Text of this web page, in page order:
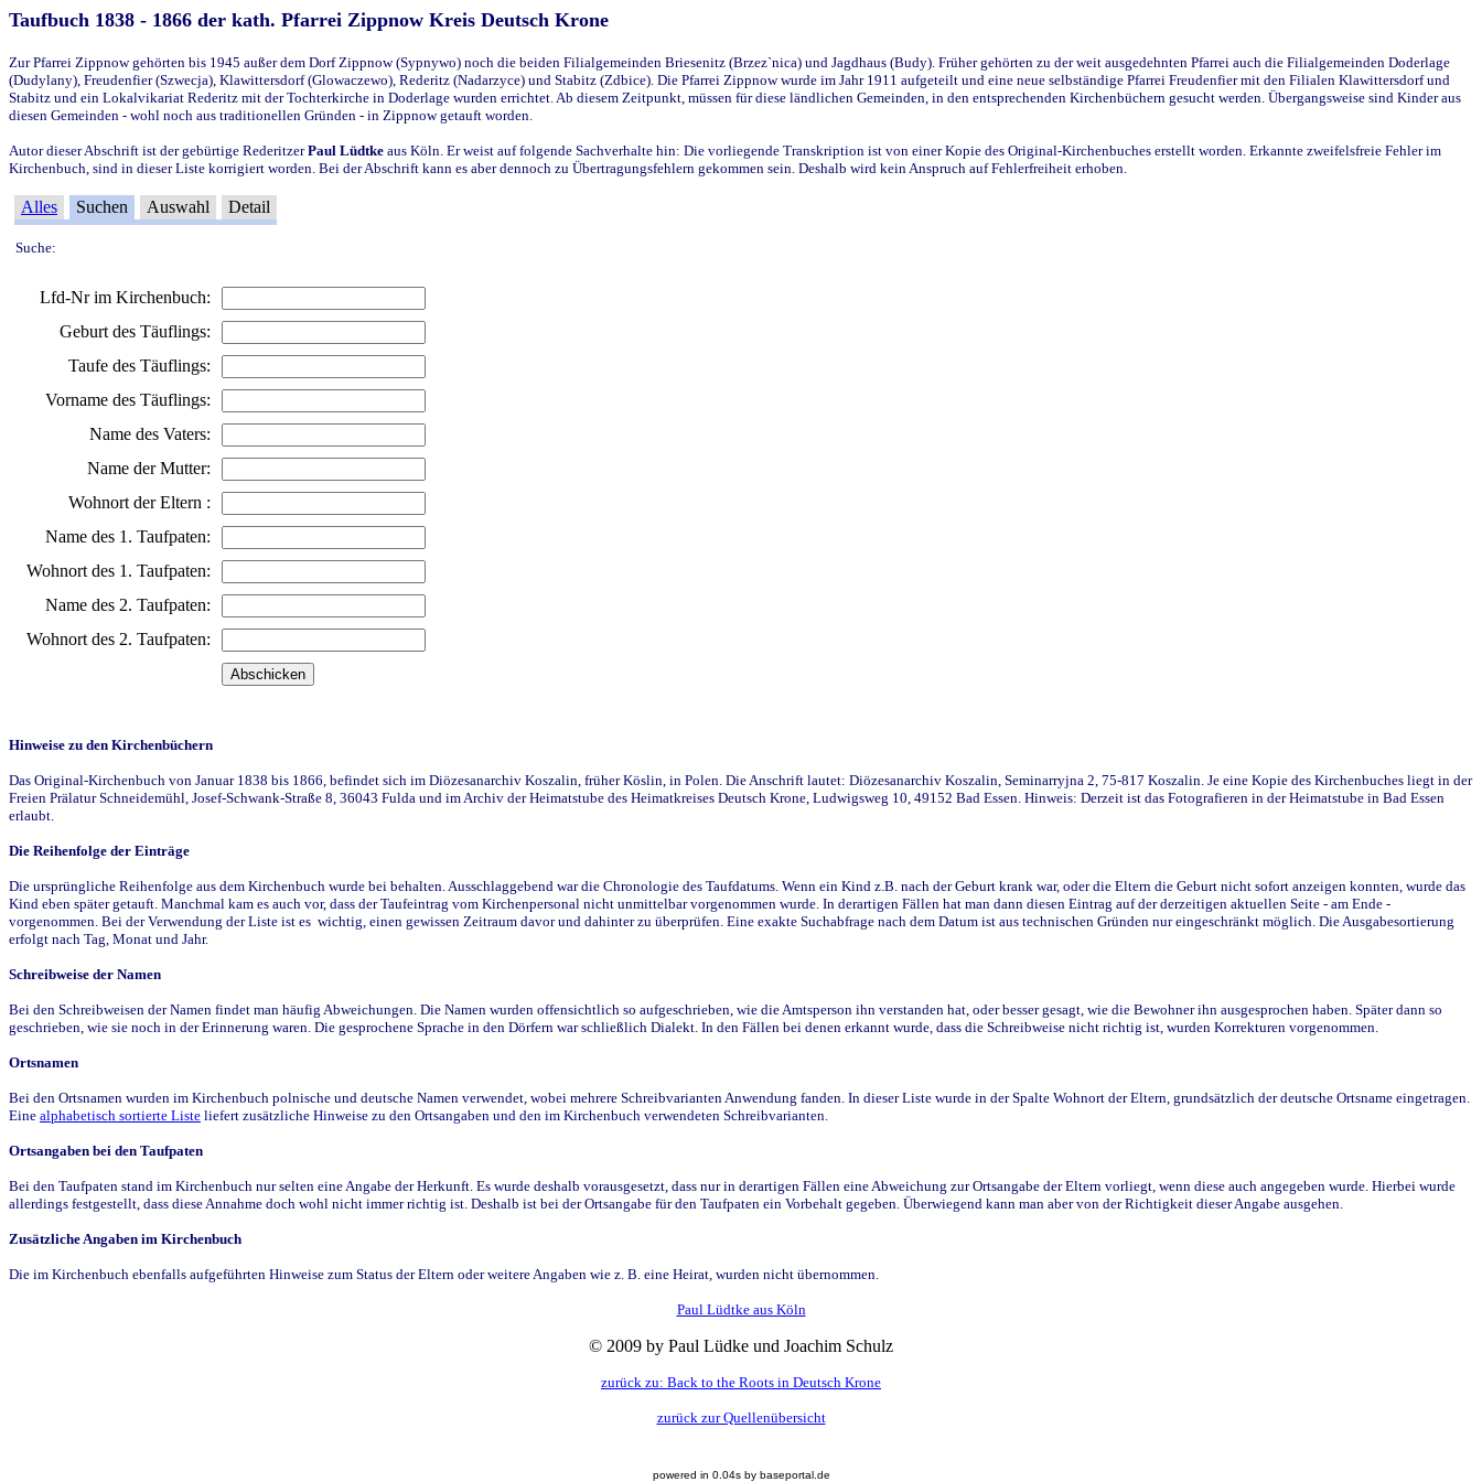
Taufbuch 1838 - 1866 der kath. Pfarrei Zippnow Kreis Deutsch Krone
Zur Pfarrei Zippnow gehörten bis 1945 außer dem Dorf Zippnow (Sypnywo) noch die beiden Filialgemeinden Briesenitz (Brzez`nica) und Jagdhaus (Budy). Früher gehörten zu der weit ausgedehnten Pfarrei auch die Filialgemeinden Doderlage
(Dudylany), Freudenfier (Szwecja), Klawittersdorf (Glowaczewo), Rederitz (Nadarzyce) und Stabitz (Zdbice). Die Pfarrei Zippnow wurde im Jahr 1911 aufgeteilt und eine neue selbständige Pfarrei Freudenfier mit den Filialen Klawittersdorf und
Stabitz und ein Lokalvikariat Rederitz mit der Tochterkirche in Doderlage wurden errichtet. Ab diesem Zeitpunkt, müssen für diese ländlichen Gemeinden, in den entsprechenden Kirchenbüchern gesucht werden. Übergangsweise sind Kinder aus
diesen Gemeinden - wohl noch aus traditionellen Gründen - in Zippnow getauft worden.
Autor dieser Abschrift ist der gebürtige RederitzerPaul Lüdtke aus Köln. Er weist auf folgende Sachverhalte hin: Die vorliegende Transkription ist von einer Kopie des Original-Kirchenbuches erstellt worden. Erkannte zweifelsfreie Fehler im
Kirchenbuch, sind in dieser Liste korrigiert worden. Bei der Abschrift kann es aber dennoch zu Übertragungsfehlern gekommen sein. Deshalb wird kein Anspruch auf Fehlerfreiheit erhoben.
Alles Suchen Auswahl Detail
Suche:
Lfd-Nr im Kirchenbuch:
Geburt des Täuflings:
Taufe des Täuflings:
Vorname des Täuflings:
Name des Vaters:
Name der Mutter:
Wohnort der Eltern :
Name des 1. Taufpaten:
Wohnort des 1. Taufpaten:
Name des 2. Taufpaten:
Wohnort des 2. Taufpaten:
Hinweise zu den Kirchenbüchern
Das Original-Kirchenbuch von Januar 1838 bis 1866, befindet sich im Diözesanarchiv Koszalin, früher Köslin, in Polen. Die Anschrift lautet: Diözesanarchiv Koszalin, Seminarryjna 2, 75-817 Koszalin. Je eine Kopie des Kirchenbuches liegt in der
Freien Prälatur Schneidemühl, Josef-Schwank-Straße 8, 36043 Fulda und im Archiv der Heimatstube des Heimatkreises Deutsch Krone, Ludwigsweg 10, 49152 Bad Essen. Hinweis: Derzeit ist das Fotografieren in der Heimatstube in Bad Essen
erlaubt.
Die Reihenfolge der Einträge
Die ursprüngliche Reihenfolge aus dem Kirchenbuch wurde bei behalten. Ausschlaggebend war die Chronologie des Taufdatums. Wenn ein Kind z.B. nach der Geburt krank war, oder die Eltern die Geburt nicht sofort anzeigen konnten, wurde das
Kind eben später getauft. Manchmal kam es auch vor, dass der Taufeintrag vom Kirchenpersonal nicht unmittelbar vorgenommen wurde. In derartigen Fällen hat man dann diesen Eintrag auf der derzeitigen aktuellen Seite - am Ende -
vorgenommen. Bei der Verwendung der Liste ist es wichtig, einen gewissen Zeitraum davor und dahinter zu überprüfen. Eine exakte Suchabfrage nach dem Datum ist aus technischen Gründen nur eingeschränkt möglich. Die Ausgabesortierung
erfolgt nach Tag, Monat und Jahr.
Schreibweise der Namen
Bei den Schreibweisen der Namen findet man häufig Abweichungen. Die Namen wurden offensichtlich so aufgeschrieben, wie die Amtsperson ihn verstanden hat, oder besser gesagt, wie die Bewohner ihn ausgesprochen haben. Später dann so
geschrieben, wie sie noch in der Erinnerung waren. Die gesprochene Sprache in den Dörfern war schließlich Dialekt. In den Fällen bei denen erkannt wurde, dass die Schreibweise nicht richtig ist, wurden Korrekturen vorgenommen.
Ortsnamen
Bei den Ortsnamen wurden im Kirchenbuch polnische und deutsche Namen verwendet, wobei mehrere Schreibvarianten Anwendung fanden. In dieser Liste wurde in der Spalte Wohnort der Eltern, grundsätzlich der deutsche Ortsname eingetragen.
Eine alphabetisch sortierte Liste liefert zusätzliche Hinweise zu den Ortsangaben und den im Kirchenbuch verwendeten Schreibvarianten.
Ortsangaben bei den Taufpaten
Bei den Taufpaten stand im Kirchenbuch nur selten eine Angabe der Herkunft. Es wurde deshalb vorausgesetzt, dass nur in derartigen Fällen eine Abweichung zur Ortsangabe der Eltern vorliegt, wenn diese auch angegeben wurde. Hierbei wurde
allerdings festgestellt, dass diese Annahme doch wohl nicht immer richtig ist. Deshalb ist bei der Ortsangabe für den Taufpaten ein Vorbehalt gegeben. Überwiegend kann man aber von der Richtigkeit dieser Angabe ausgehen.
Zusätzliche Angaben im Kirchenbuch
Die im Kirchenbuch ebenfalls aufgeführten Hinweise zum Status der Eltern oder weitere Angaben wie z. B. eine Heirat, wurden nicht übernommen.
Paul Lüdtke aus Köln
© 2009 by Paul Lüdke und Joachim Schulz
zurück zu: Back to the Roots in Deutsch Krone
zurück zur Quellenübersicht
powered in 0.04s by baseportal.de